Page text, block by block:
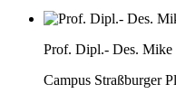
Prof. Dipl.- Des.
Campus Straßburger